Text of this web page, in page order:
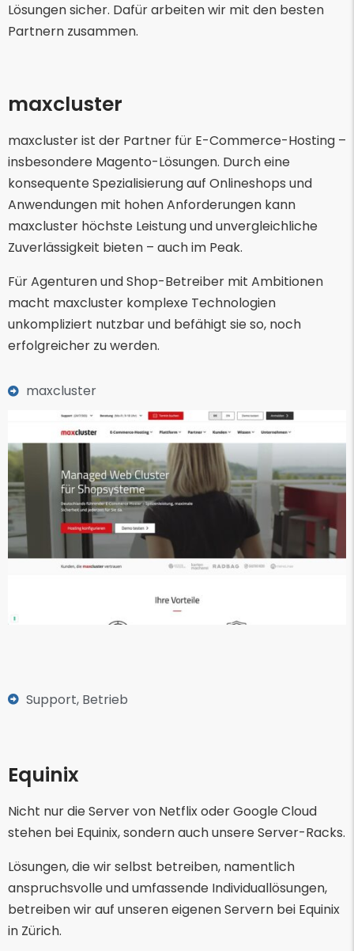
Lösungen sicher. Dafür arbeiten wir mit den besten
Partnern zusammen.
maxcluster
maxcluster ist der Partner für E-Commerce-Hosting –
insbesondere Magento-Lösungen. Durch eine
konsequente Spezialisierung auf Onlineshops und
Anwendungen mit hohen Anforderungen kann
maxcluster höchste Leistung und unvergleichliche
Zuverlässigkeit bieten – auch im Peak.
Für Agenturen und Shop-Betreiber mit Ambitionen
macht maxcluster komplexe Technologien
unkompliziert nutzbar und befähigt sie so, noch
erfolgreicher zu werden.
maxcluster
Support, Betrieb
Equinix
Nicht nur die Server von Netflix oder Google Cloud
stehen bei Equinix, sondern auch unsere Server-Racks.
Lösungen, die wir selbst betreiben, namentlich
anspruchsvolle und umfassende Individuallösungen,
betreiben wir auf unseren eigenen Servern bei Equinix
in Zürich.